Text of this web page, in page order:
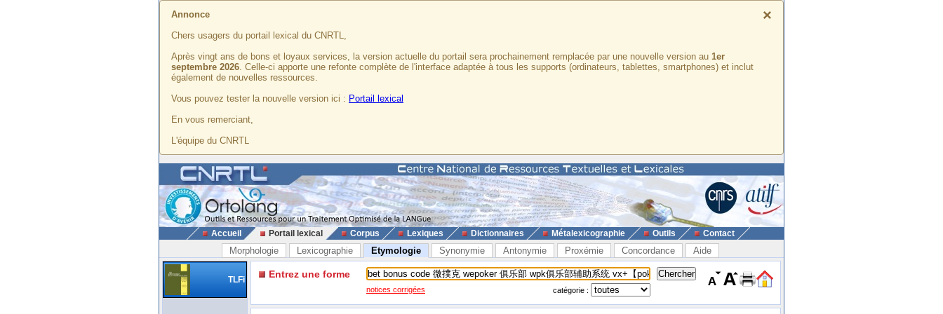
×
Annonce
Chers usagers du portail lexical du CNRTL,
Après vingt ans de bons et loyaux services, la version actuelle du portail sera prochainement remplacée par une nouvelle version au 1er
septembre 2026. Celle-ci apporte une refonte complète de l'interface adaptée à tous les supports (ordinateurs, tablettes, smartphones) et inclut
également de nouvelles ressources.
Vous pouvez tester la nouvelle version ici : Portail lexical
En vous remerciant,
L'équipe du CNRTL
Accueil Portail lexical Corpus Lexiques Dictionnaires Métalexicographie Outils Contact
Morphologie Lexicographie Etymologie Synonymie Antonymie Proxémie Concordance Aide
TLFi Entrez une forme
notices corrigées catégorie :